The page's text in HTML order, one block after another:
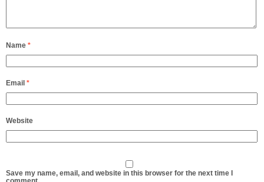
Name *
Email *
Website
Save my name, email, and website in this browser for the next time I